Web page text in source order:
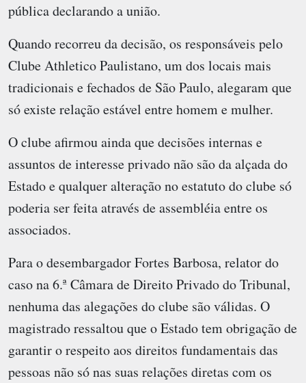
pública declarando a união.
Quando recorreu da decisão, os responsáveis pelo
Clube Athletico Paulistano, um dos locais mais
tradicionais e fechados de São Paulo, alegaram que
só existe relação estável entre homem e mulher.
O clube afirmou ainda que decisões internas e
assuntos de interesse privado não são da alçada do
Estado e qualquer alteração no estatuto do clube só
poderia ser feita através de assembléia entre os
associados.
Para o desembargador Fortes Barbosa, relator do
caso na 6.ª Câmara de Direito Privado do Tribunal,
nenhuma das alegações do clube são válidas. O
magistrado ressaltou que o Estado tem obrigação de
garantir o respeito aos direitos fundamentais das
pessoas não só nas suas relações diretas com os